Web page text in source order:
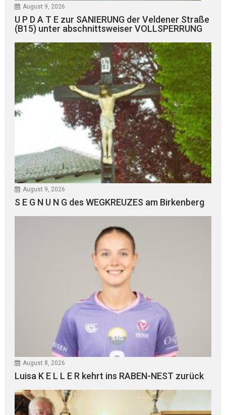
August 9, 2026
U P D A T E zur SANIERUNG der Veldener Straße
(B15) unter abschnittsweiser VOLLSPERRUNG
August 9, 2026
S E G N U N G des WEGKREUZES am Birkenberg
August 8, 2026
Luisa K E L L E R kehrt ins RABEN-NEST zurück